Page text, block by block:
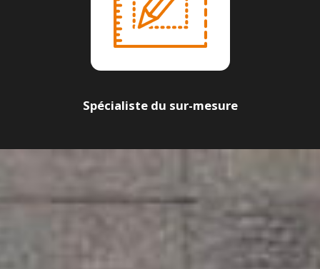
Spécialiste du sur-mesure